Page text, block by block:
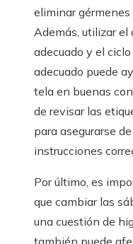
eliminar gérmenes
Además, utilizar el
adecuado y el
adecuado puede
tela en buenas
de revisar las
para asegurarse
instrucciones
Por último, es
que cambiar las
una cuestión de
también puede